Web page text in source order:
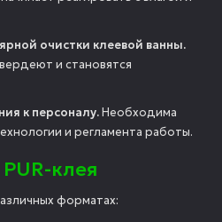
очистки клеевой ванны.
и становятся
к персоналу.Необходима
и регламента работы.
клея
форматах: